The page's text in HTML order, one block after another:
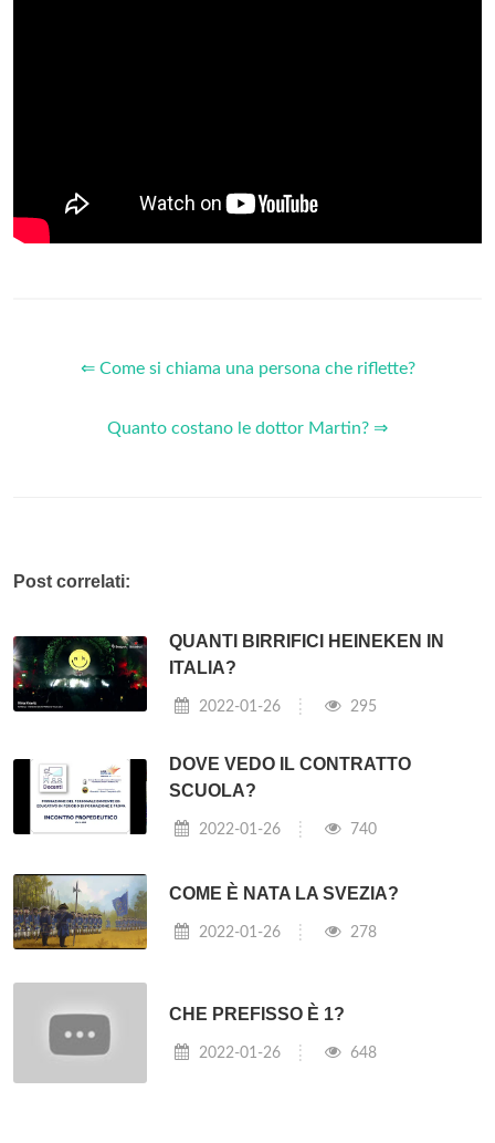
⇐ Come si chiama una persona che riflette?
Quanto costano le dottor Martin? ⇒
Post correlati:
QUANTI BIRRIFICI HEINEKEN IN
ITALIA?
2022-01-26 295
DOVE VEDO IL CONTRATTO
SCUOLA?
2022-01-26 740
COME È NATA LA SVEZIA?
2022-01-26 278
CHE PREFISSO È 1?
2022-01-26 648